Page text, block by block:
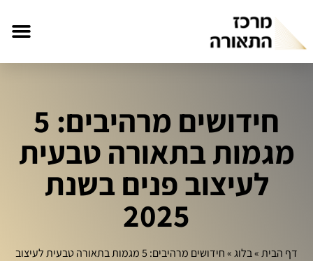
חידושים מרהיבים: 5
מגמות בתאורה טבעית
לעיצוב פנים בשנת
2025
דף הבית»בלוג»
חידושים מרהיבים: 5 מגמות בתאורה טבעית לעיצוב